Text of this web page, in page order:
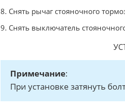
8. Снять рычаг стояночного
9. Снять выключатель
Примечание:
При установке затянуть